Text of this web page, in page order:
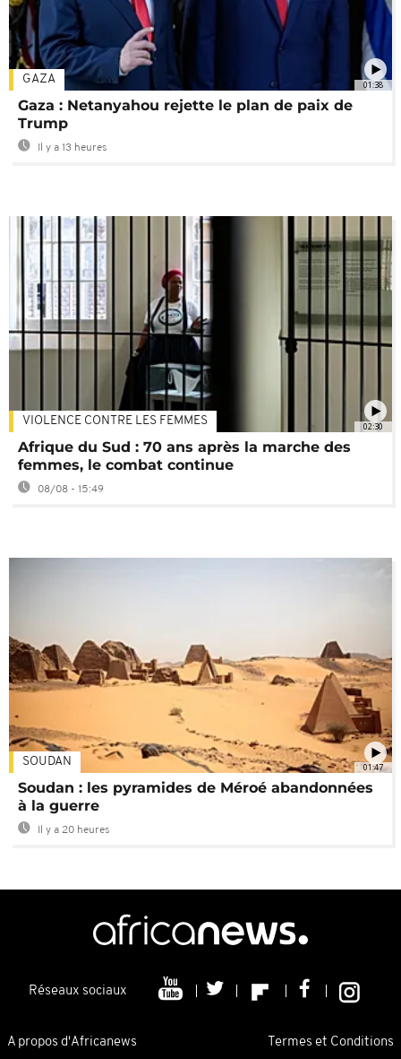
01:38
GAZA
Gaza : Netanyahou rejette le plan de paix de
Trump
Il y a 13 heures
02:30
VIOLENCE CONTRE LES FEMMES
Afrique du Sud : 70 ans après la marche des
femmes, le combat continue
08/08 - 15:49
01:47
SOUDAN
Soudan : les pyramides de Méroé abandonnées
à la guerre
Il y a 20 heures
Réseaux sociaux
A propos d'Africanews Termes et Conditions